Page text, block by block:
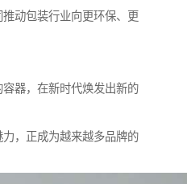
动包装行业向更环保、更
器，在新时代焕发出新的
，正成为越来越多品牌的